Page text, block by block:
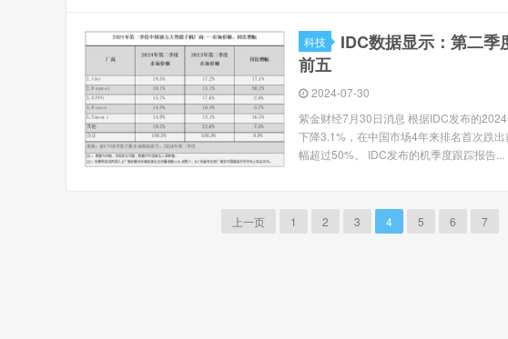
科技
IDC数据显示：第二季
前五
2024-07-30
紫金财经7月30日消息 根据IDC发布的
下降3.1%，在中国市场4年来排名首次跌
幅超过50%。 IDC发布的机季度跟踪报告...
上一页 1 2 3 4 5 6 7